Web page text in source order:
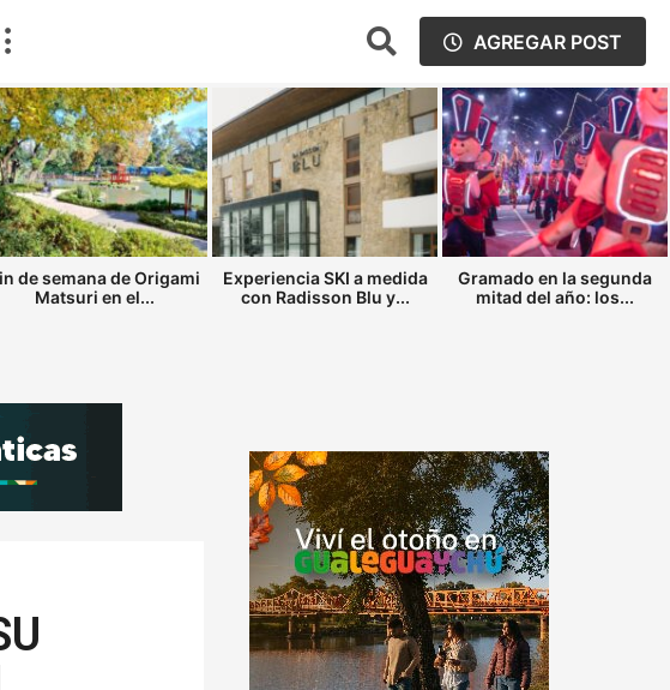
AGREGAR POST
de semana de Origami
Matsuri en el...
Experiencia SKI a medida
con Radisson Blu y...
Gramado en la segunda
mitad del año: los...